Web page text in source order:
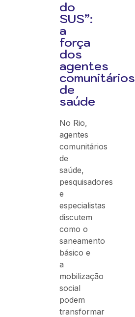
do
SUS”:
a
força
dos
agentes
comunitários
de
saúde
No Rio,
agentes
comunitários
de
saúde,
pesquisadores
e
especialistas
discutem
como o
saneamento
básico e
a
mobilização
social
podem
transformar